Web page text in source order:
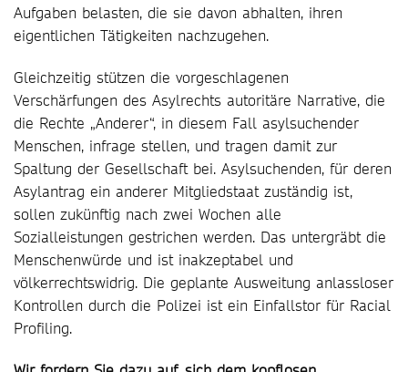
Aufgaben belasten, die sie davon abhalten, ihren
eigentlichen Tätigkeiten nachzugehen.
Gleichzeitig stützen die vorgeschlagenen
Verschärfungen des Asylrechts autoritäre Narrative, die
die Rechte „Anderer“, in diesem Fall asylsuchender
Menschen, infrage stellen, und tragen damit zur
Spaltung der Gesellschaft bei. Asylsuchenden, für deren
Asylantrag ein anderer Mitgliedstaat zuständig ist,
sollen zukünftig nach zwei Wochen alle
Sozialleistungen gestrichen werden. Das untergräbt die
Menschenwürde und ist inakzeptabel und
völkerrechtswidrig. Die geplante Ausweitung anlassloser
Kontrollen durch die Polizei ist ein Einfallstor für Racial
Profiling.